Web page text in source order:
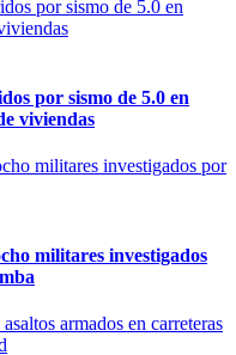
por sismo de 5.0 en
viviendas
militares investigados